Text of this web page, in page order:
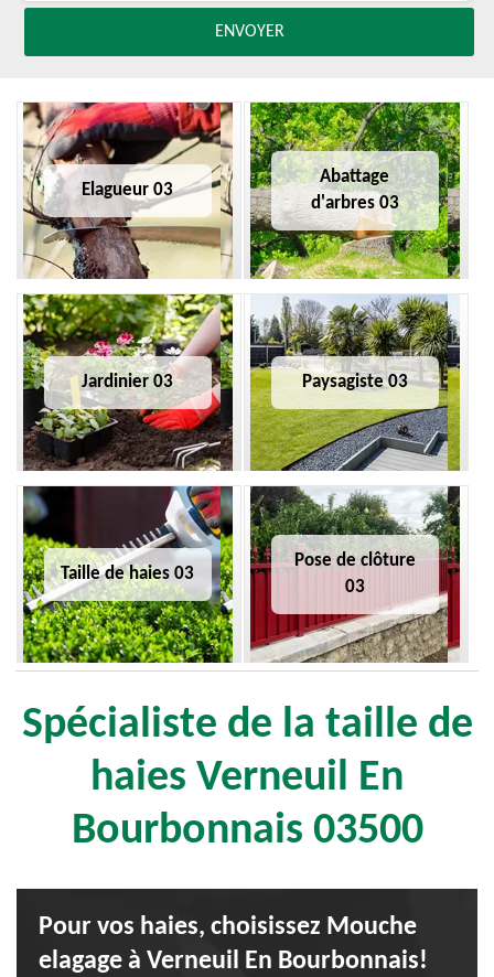
Elagueur 03
Abattage
d'arbres 03
Jardinier 03 Paysagiste 03
Taille de haies 03
Pose de clôture
03
Spécialiste de la taille de
haies Verneuil En
Bourbonnais 03500
Pour vos haies, choisissez Mouche
elagage à Verneuil En Bourbonnais!